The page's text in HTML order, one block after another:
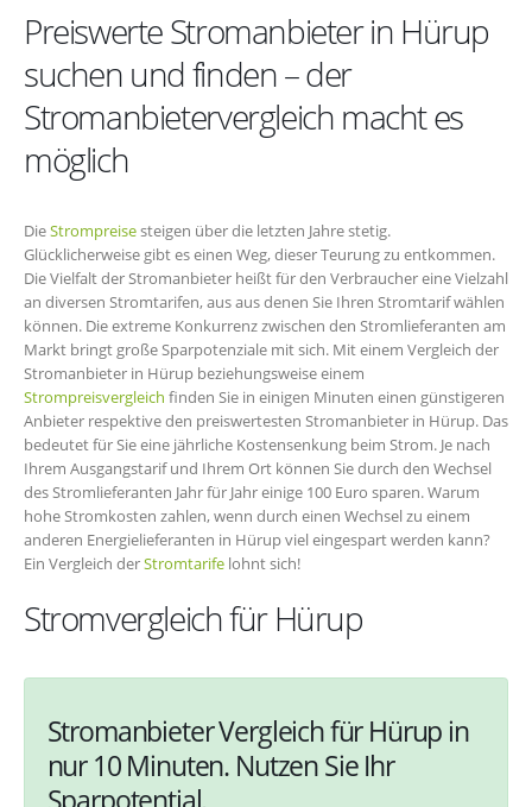
Preiswerte Stromanbieter in Hürup
suchen und finden – der
Stromanbietervergleich macht es
möglich
DieStrompreisesteigen über die letzten Jahre stetig.
Glücklicherweise gibt es einen Weg, dieser Teurung zu entkommen.
Die Vielfalt der Stromanbieter heißt für den Verbraucher eine Vielzahl
an diversen Stromtarifen, aus aus denen Sie Ihren Stromtarif wählen
können. Die extreme Konkurrenz zwischen den Stromlieferanten am
Markt bringt große Sparpotenziale mit sich. Mit einem Vergleich der
Stromanbieter in Hürup beziehungsweise einem
Strompreisvergleich finden Sie in einigen Minuten einen günstigeren
Anbieter respektive den preiswertesten Stromanbieter in Hürup. Das
bedeutet für Sie eine jährliche Kostensenkung beim Strom. Je nach
Ihrem Ausgangstarif und Ihrem Ort können Sie durch den Wechsel
des Stromlieferanten Jahr für Jahr einige 100 Euro sparen. Warum
hohe Stromkosten zahlen, wenn durch einen Wechsel zu einem
anderen Energielieferanten in Hürup viel eingespart werden kann?
Ein Vergleich derStromtarife lohnt sich!
Stromvergleich für Hürup
Stromanbieter Vergleich für Hürup in
nur 10 Minuten. Nutzen Sie Ihr